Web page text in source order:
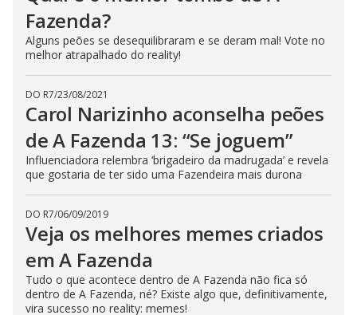
Fazenda?
Alguns peões se desequilibraram e se deram mal! Vote no
melhor atrapalhado do reality!
DO R7/23/08/2021
Carol Narizinho aconselha peões
de A Fazenda 13: “Se joguem”
Influenciadora relembra ‘brigadeiro da madrugada’ e revela
que gostaria de ter sido uma Fazendeira mais durona
DO R7/06/09/2019
Veja os melhores memes criados
em A Fazenda
Tudo o que acontece dentro de A Fazenda não fica só
dentro de A Fazenda, né? Existe algo que, definitivamente,
vira sucesso no reality: memes!